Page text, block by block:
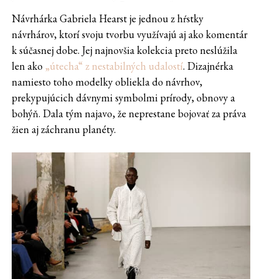
Návrhárka Gabriela Hearst je jednou z hŕstky
návrhárov, ktorí svoju tvorbu využívajú aj ako komentár
k súčasnej dobe. Jej najnovšia kolekcia preto neslúžila
len ako „útecha“ z nestabilných udalostí. Dizajnérka
namiesto toho modelky obliekla do návrhov,
prekypujúcich dávnymi symbolmi prírody, obnovy a
bohýň. Dala tým najavo, že neprestane bojovať za práva
žien aj záchranu planéty.